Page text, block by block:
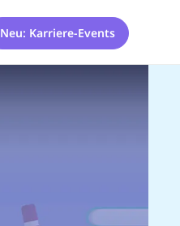
Neu: Karriere-Events